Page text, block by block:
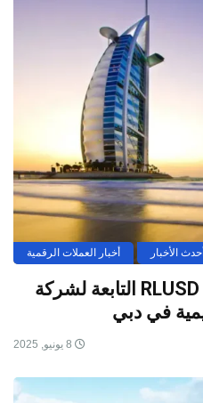
أحدث الأخبار أخبار العملات الرقمية
حصلت العملة المستقرة RLUSD التابعة لشركة